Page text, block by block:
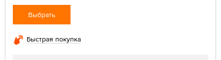
Выбрать
Быстрая покупка